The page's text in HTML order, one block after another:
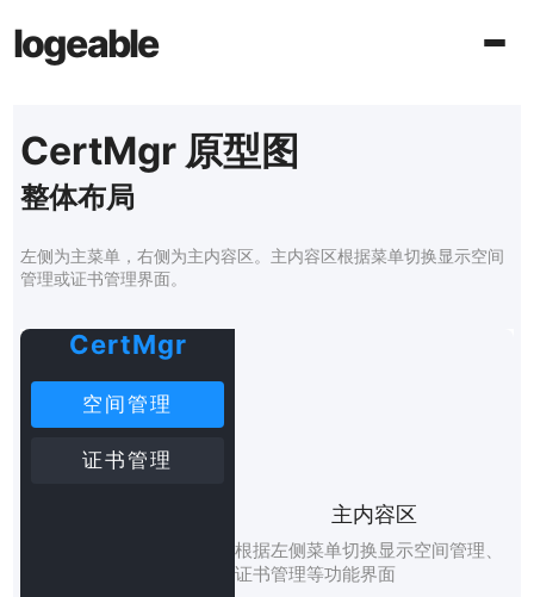
logeable
CertMgr 原型图
整体布局
左侧为主菜单，右侧为主内容区。主内容区根据菜单切换显示空间
管理或证书管理界面。
CertMgr
空间管理
证书管理
主内容区
根据左侧菜单切换显示空间管理、
证书管理等功能界面